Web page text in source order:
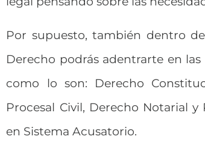
Por supuesto, también dentro
Derecho podrás adentrarte en
como lo son: Derecho
Procesal Civil, Derecho Notarial
en Sistema Acusatorio.